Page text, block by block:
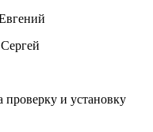
Сергей
проверку и установку